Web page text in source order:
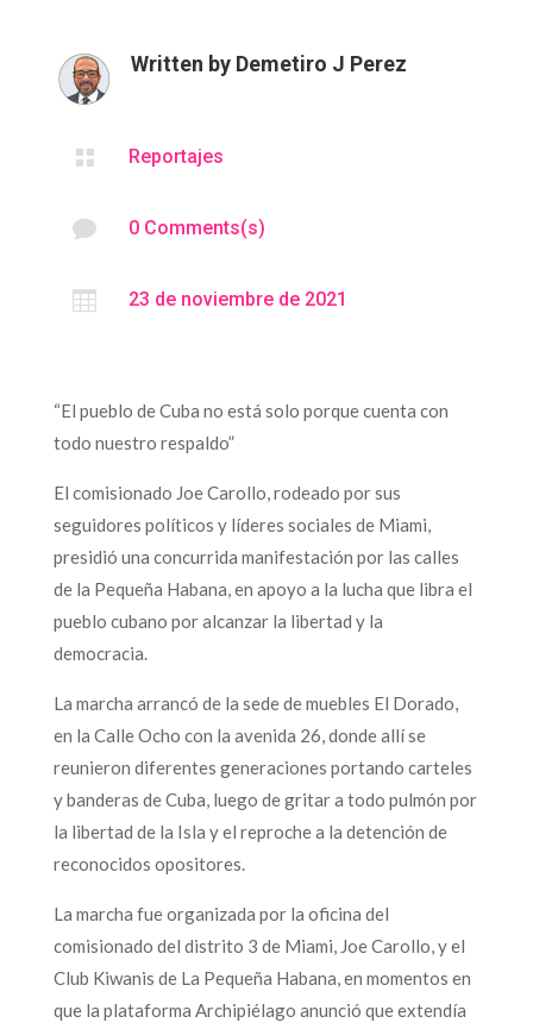
Written by Demetiro J Perez
 Reportajes
 0 Comments(s)
 23 de noviembre de 2021
“El pueblo de Cuba no está solo porque cuenta con
todo nuestro respaldo”
El comisionado Joe Carollo, rodeado por sus
seguidores políticos y líderes sociales de Miami,
presidió una concurrida manifestación por las calles
de la Pequeña Habana, en apoyo a la lucha que libra el
pueblo cubano por alcanzar la libertad y la
democracia.
La marcha arrancó de la sede de muebles El Dorado,
en la Calle Ocho con la avenida 26, donde allí se
reunieron diferentes generaciones portando carteles
y banderas de Cuba, luego de gritar a todo pulmón por
la libertad de la Isla y el reproche a la detención de
reconocidos opositores.
La marcha fue organizada por la oficina del
comisionado del distrito 3 de Miami, Joe Carollo, y el
Club Kiwanis de La Pequeña Habana, en momentos en
que la plataforma Archipiélago anunció que extendía